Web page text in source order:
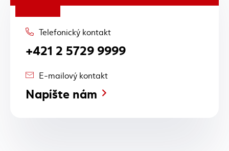
Telefonický kontakt
+421 2 5729 9999
E-mailový kontakt
Napíšte nám